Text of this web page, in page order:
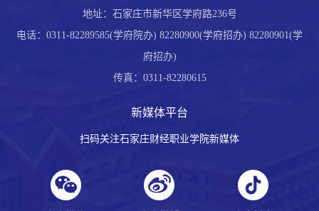
地址：石家庄市新华区学府路236号
电话：0311-82289585(学府院办) 82280900(学府招办) 82280901(学
府招办)
传真：0311-82280615
新媒体平台
扫码关注石家庄财经职业学院新媒体